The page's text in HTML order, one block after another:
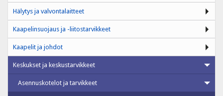
Hälytys ja valvontalaitteet
Kaapelinsuojaus ja -liitostarvikkeet
Kaapelit ja johdot
Keskukset ja keskustarvikkeet
Asennuskotelot ja tarvikkeet